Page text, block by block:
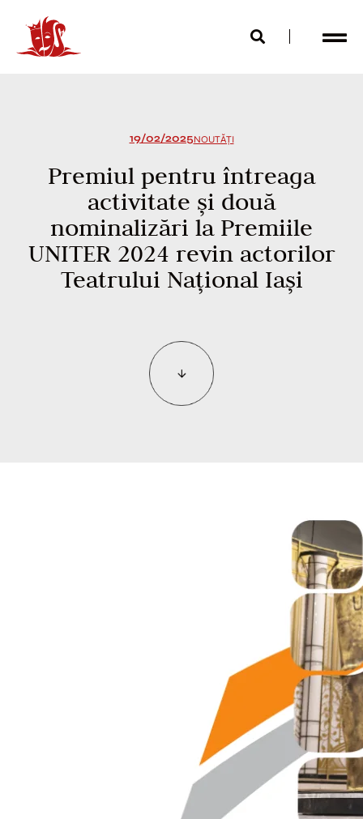
19/02/2025NOUTĂȚI
Premiul pentru întreaga
activitate și două
nominalizări la Premiile
UNITER 2024 revin actorilor
Teatrului Național Iași